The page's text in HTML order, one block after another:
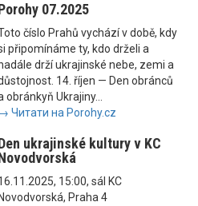
07.2025
číslo Prahů vychází v době, kdy
připomínáme ty, kdo drželi a
drží ukrajinské nebe, zemi a
14. říjen — Den obránců
obránkyň Ukrajiny...
→ Читати на Porohy.cz
ukrajinské kultury v KC
15:00, sál KC
Novodvorská, Praha 4